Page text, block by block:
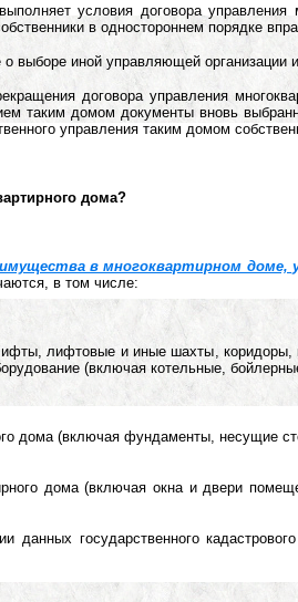
условия договора
в одностороннем порядке
выборе иной управляющей организации
договора управления
таким домом документы вновь
управления таким домом
дома?
в многоквартирном
в том числе:
лифтовые и иные шахты, коридоры,
(включая котельные,
дома (включая фундаменты, несущие
дома (включая окна и двери
государственного